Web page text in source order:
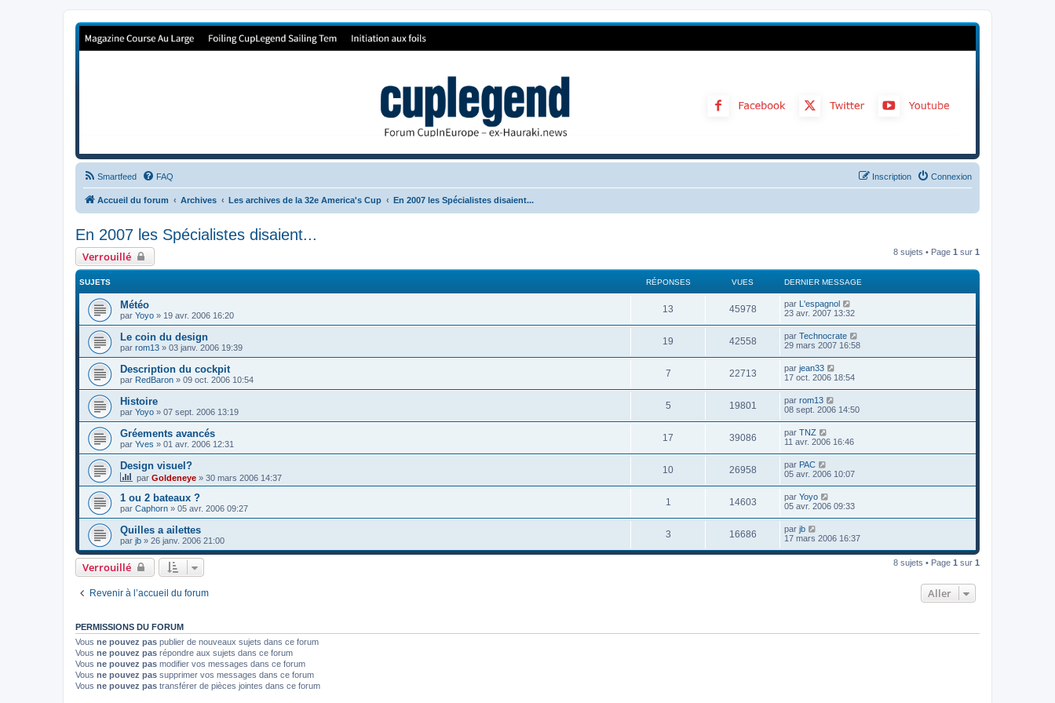
Forum de Cup In Europe
Smartfeed FAQ Connexion
Inscription
Accueil du forum Archives Les archives de la 32e America's Cup En 2007 les Spécialistes disaient...
En 2007 les Spécialistes disaient...
Verrouillé 8 sujets • Page 1 sur 1
SUJETS RÉPONSES VUES DERNIER MESSAGE
Météo
par Yoyo » 19 avr. 2006 16:20
13 45978 par
L'espagnol
23 avr. 2007 13:32
Le coin du design
par rom13 » 03 janv. 2006 19:39
19 42558 par Technocrate
29 mars 2007 16:58
Description du cockpit
par RedBaron » 09 oct. 2006 10:54
7 22713 par jean33
17 oct. 2006 18:54
Histoire
par Yoyo » 07 sept. 2006 13:19
5 19801 par rom13
08 sept. 2006 14:50
Gréements avancés
par Yves » 01 avr. 2006 12:31
17 39086 par TNZ
11 avr. 2006 16:46
Design visuel?
par Goldeneye » 30 mars 2006 14:37
10 26958 par PAC
05 avr. 2006 10:07
1 ou 2 bateaux ?
par Caphorn » 05 avr. 2006 09:27
1 14603 par Yoyo
05 avr. 2006 09:33
Quilles a ailettes
par jb » 26 janv. 2006 21:00
3 16686 par jb
17 mars 2006 16:37
Verrouillé 8 sujets • Page 1 sur 1
Revenir à l’accueil du forum Aller
PERMISSIONS DU FORUM
Vous ne pouvez pas publier de nouveaux sujets dans ce forum
Vous ne pouvez pas répondre aux sujets dans ce forum
Vous ne pouvez pas modifier vos messages dans ce forum
Vous ne pouvez pas supprimer vos messages dans ce forum
Vous ne pouvez pas transférer de pièces jointes dans ce forum